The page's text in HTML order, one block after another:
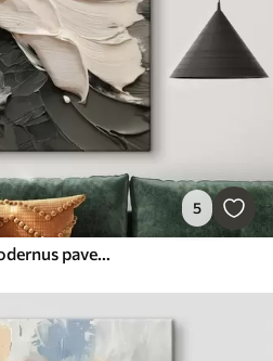
5
Elegantiškas žydėjimas: modernus paveikslas su reljefine tekstūra